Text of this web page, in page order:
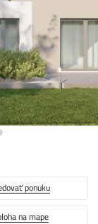
ponuku
na mape